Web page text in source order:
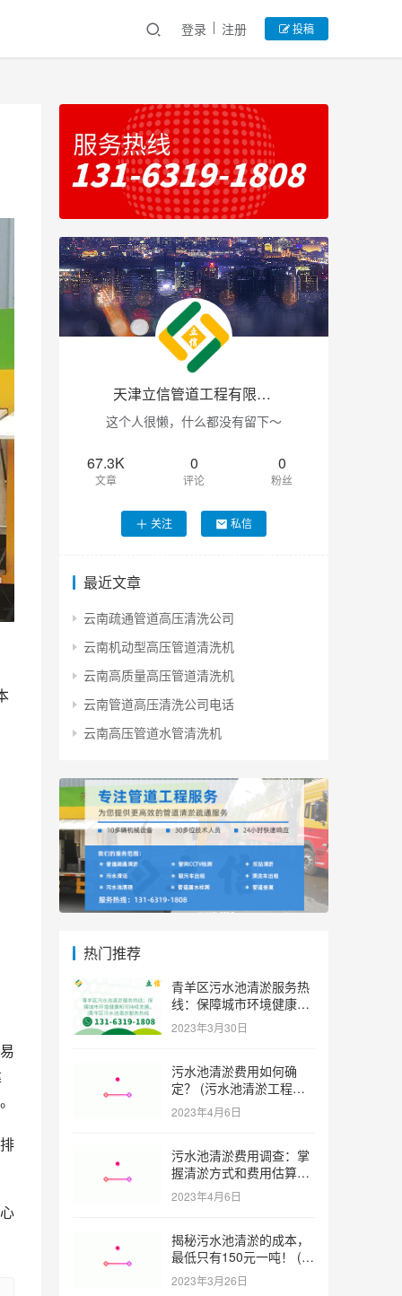
登录 注册 投稿
天津立信管道工程有限公司
这个人很懒，什么都没有留下～
67.3K
文章
0
评论
0
粉丝
关注 私信
最近文章
云南疏通管道高压清洗公司
云南机动型高压管道清洗机
云南高质量高压管道清洗机
云南管道高压清洗公司电话
云南高压管道水管清洗机
热门推荐
青羊区污水池清淤服务热
线：保障城市环境健康和
可持续发展。 (青羊区污
水池清淤服务热线)
2023年3月30日
污水池清淤费用如何确
定？ (污水池清淤工程价
格多少)
2023年4月6日
污水池清淤费用调查：掌
握清淤方式和费用估算技
巧 (污水池清淤多少钱一
方米)
2023年4月6日
揭秘污水池清淤的成本，
最低只有150元一吨！ (污
水池清淤一米多少钱一吨)
2023年3月26日